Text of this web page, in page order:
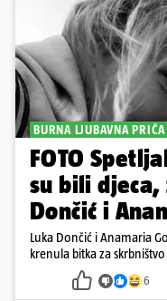
BURNA LJUBAVNA PRIČA
FOTO
su bili
Dončić i
Luka Dončić i Anamaria
krenula bitka za
6